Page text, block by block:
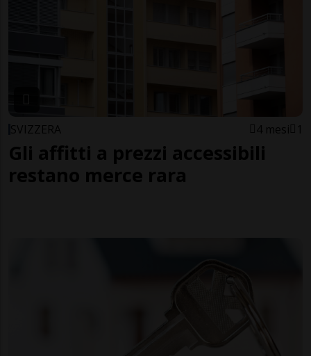
SVIZZERA 4 mesi 1
Gli affitti a prezzi accessibili
restano merce rara